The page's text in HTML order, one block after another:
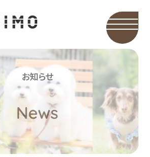
お知らせ
News